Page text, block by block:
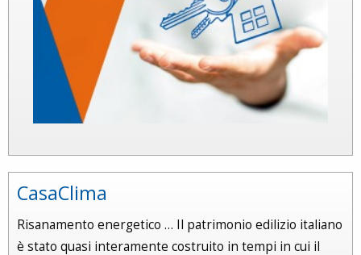
CasaClima
Risanamento energetico … Il patrimonio edilizio italiano
è stato quasi interamente costruito in tempi in cui il